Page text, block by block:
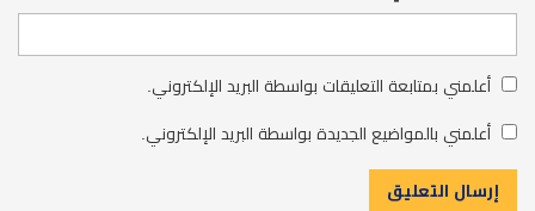
أعلمني بمتابعة التعليقات بواسطة البريد الإلكتروني.
أعلمني بالمواضيع الجديدة بواسطة البريد الإلكتروني.